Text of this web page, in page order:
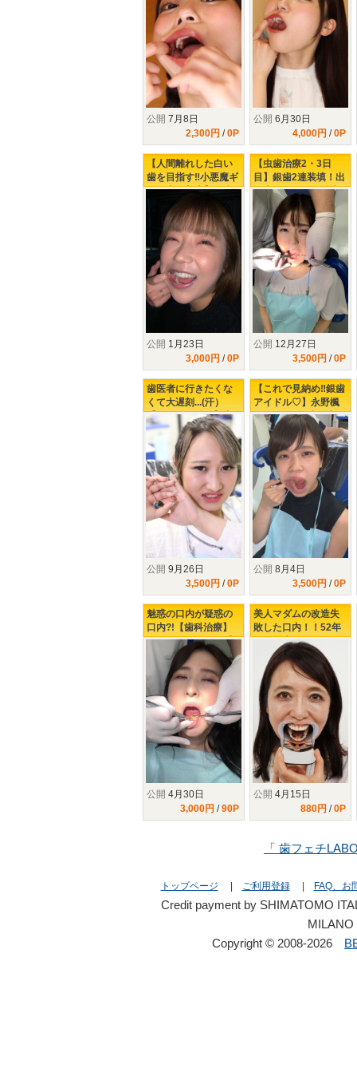
公開 7月8日
2,300円 /0P
公開 6月30日
4,000円 /0P
【人間離れした白い
歯を目指す‼小悪魔ギ
ャル上白美央】激痛
で悶絶虫歯治療‼
公開 1月23日
3,000円 /0P
【虫歯治療2・3日
目】銀歯2連装填！出
血大ボリューム治療‼
公開 12月27日
3,500円 /0P
歯医者に行きたくな
くて大遅刻...(汗）
【シリーズ続編】虫
歯本数10本のビビり
ギャルを襲う激痛治
療の数々!!!!!
公開 9月26日
3,500円 /0P
【これで見納め‼銀歯
アイドル♡】永野楓
果ちゃんの4連銀歯の
行方…⁉歯フェチラボ
で2回も歳を重ねたク
ランケの完結編
公開 8月4日
3,500円 /0P
魅惑の口内が疑惑の
口内?!【歯科治療】
開けてビックリ玉手
箱!!47年分の美熟女の
イケない歯科治療♥♥♥
公開 4月30日
3,000円 /90P
美人マダムの改造失
敗した口内！！52年
の黒歴史見せます！
歯の裏は銀歯だら
け…
公開 4月15日
880円 /0P
「 歯フェチ
トップページ ご利用登録| FAQ、お
Credit payment by SHIMATOMO
MILANO
Copyright © 2008-2026